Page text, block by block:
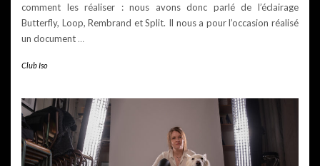
comment les réaliser : nous avons donc parlé de l’éclairage
Butterfly, Loop, Rembrand et Split. Il nous a pour l’occasion réalisé
un document …
Club Iso